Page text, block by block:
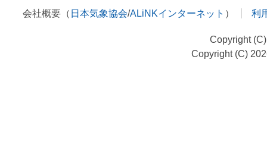
会社概要（ 日本気象協会/ALiNKインターネット ） 利
Copyright
Copyright (C)